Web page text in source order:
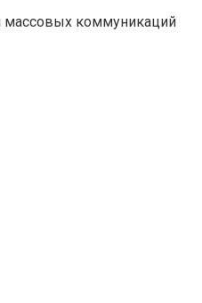
массовых коммуникаций